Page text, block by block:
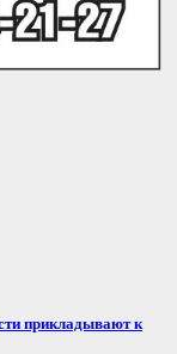
прикладывают к